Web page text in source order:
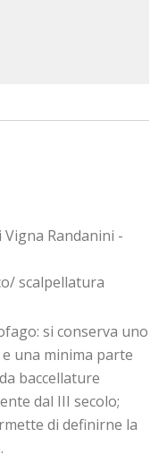
Vigna Randanini -
scalpellatura
si conserva uno
una minima parte
baccellature
dal III secolo;
di definirne la